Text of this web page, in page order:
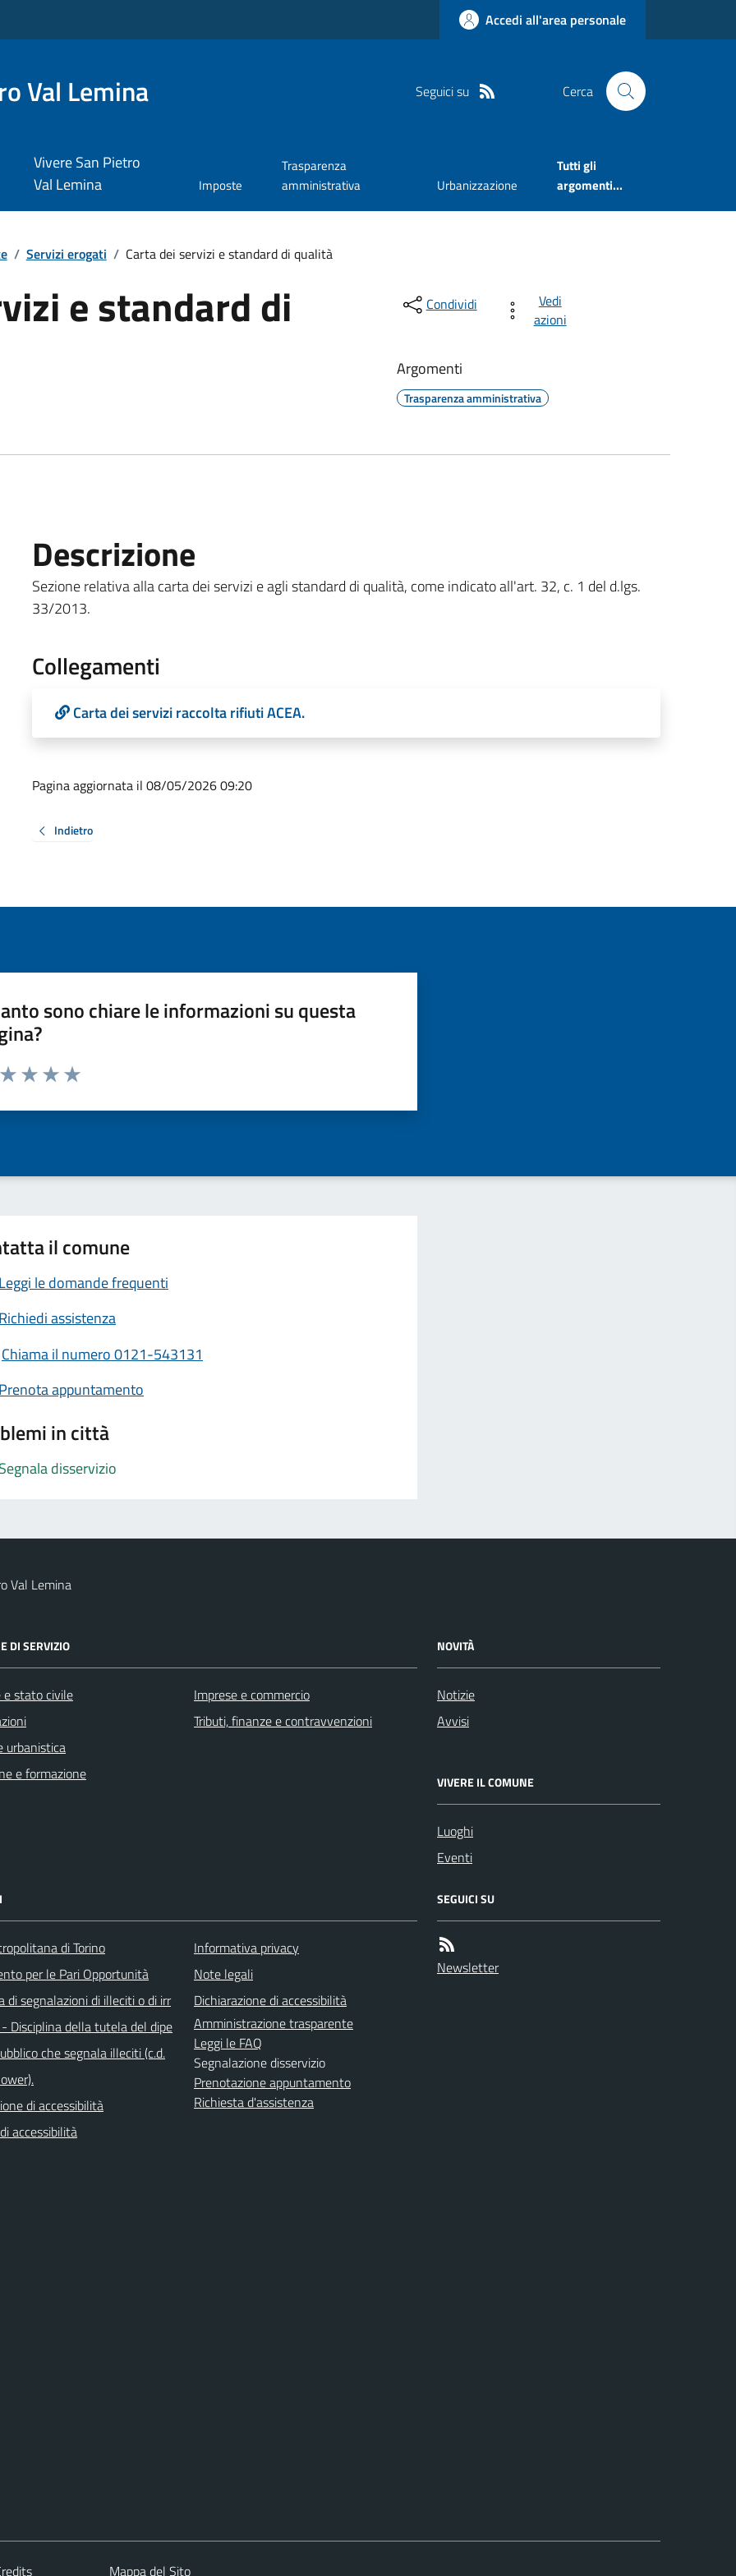
Accedi all'area personale
Val Lemina Seguici su Cerca
Vivere San Pietro
Val Lemina
Imposte
Trasparenza
amministrativa
Urbanizzazione
Tutti gli
argomenti...
/ Servizi erogati / Carta dei servizi e standard di qualità
e standard di Condividi
Vedi
azioni
Argomenti
Trasparenza amministrativa
Descrizione
Sezione relativa alla carta dei servizi e agli standard di qualità, come indicato all'art. 32, c. 1 del d.lgs.
33/2013.
Collegamenti
Carta dei servizi raccolta rifiuti ACEA.
Pagina aggiornata il 08/05/2026 09:20
Indietro
sono chiare le informazioni su questa
da 1 a 5 stelle la pagina
il comune
Leggi le domande frequenti
Richiedi assistenza
Chiama il numero 0121-543131
Prenota appuntamento
in città
Segnala disservizio
Val Lemina
DI SERVIZIO
e stato civile
urbanistica
e formazione
Imprese e commercio
Tributi, finanze e contravvenzioni
NOVITÀ
Notizie
Avvisi
VIVERE IL COMUNE
Luoghi
Eventi
di Torino
per le Pari Opportunità
di segnalazioni di illeciti o di irr
Disciplina della tutela del dipe
che segnala illeciti (c.d.
di accessibilità
accessibilità
Informativa privacy
Note legali
Dichiarazione di accessibilità
Amministrazione trasparente
Leggi le FAQ
Segnalazione disservizio
Prenotazione appuntamento
Richiesta d'assistenza
SEGUICI SU
Newsletter
Mappa del Sito